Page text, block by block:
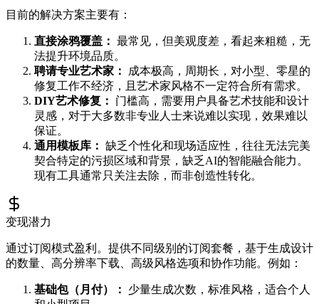
目前的解决方案主要有：
直接涂鸦覆盖： 最常见，但美观度差，看起来粗糙，无
法提升环境品质。
聘请专业艺术家：
成本极高，周期长，对小型、零星的
修复工作不经济，且艺术家风格不一定符合所有需求。
DIY艺术修复：
门槛高，需要用户具备艺术技能和设计
灵感，对于大多数非专业人士来说难以实现，效果难以
保证。
通用模板库： 缺乏个性化和现场适应性，往往无法完美
契合特定的污损区域和背景，缺乏AI的智能融合能力。
现有工具通常只关注去除，而非创造性转化。
变现潜力
通过订阅模式盈利。提供不同级别的订阅套餐，基于生成设计
的数量、高分辨率下载、高级风格选项和协作功能。例如：
基础包（月付）：
少量生成次数，标准风格，适合个人